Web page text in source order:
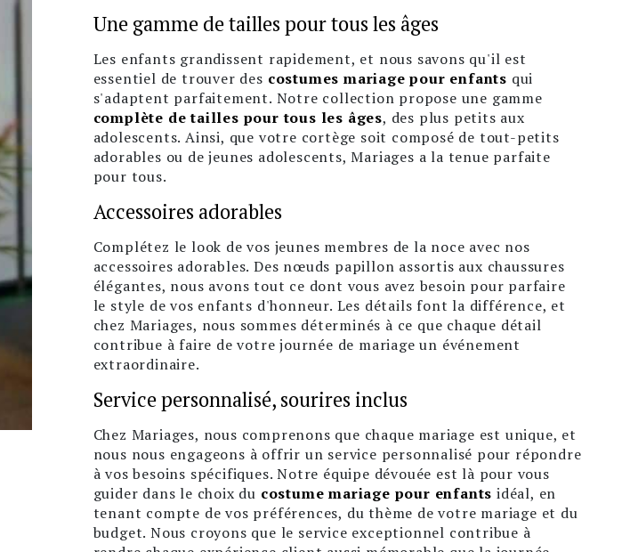
Une gamme de tailles pour tous les âges
Les enfants grandissent rapidement, et nous savons qu'il est
essentiel de trouver des costumes mariage pour enfants qui
s'adaptent parfaitement. Notre collection propose une gamme
complète de tailles pour tous les âges, des plus petits aux
adolescents. Ainsi, que votre cortège soit composé de tout-petits
adorables ou de jeunes adolescents, Mariages a la tenue parfaite
pour tous.
Accessoires adorables
Complétez le look de vos jeunes membres de la noce avec nos
accessoires adorables. Des nœuds papillon assortis aux chaussures
élégantes, nous avons tout ce dont vous avez besoin pour parfaire
le style de vos enfants d'honneur. Les détails font la différence, et
chez Mariages, nous sommes déterminés à ce que chaque détail
contribue à faire de votre journée de mariage un événement
extraordinaire.
Service personnalisé, sourires inclus
Chez Mariages, nous comprenons que chaque mariage est unique, et
nous nous engageons à offrir un service personnalisé pour répondre
à vos besoins spécifiques. Notre équipe dévouée est là pour vous
guider dans le choix du costume mariage pour enfants idéal, en
tenant compte de vos préférences, du thème de votre mariage et du
budget. Nous croyons que le service exceptionnel contribue à